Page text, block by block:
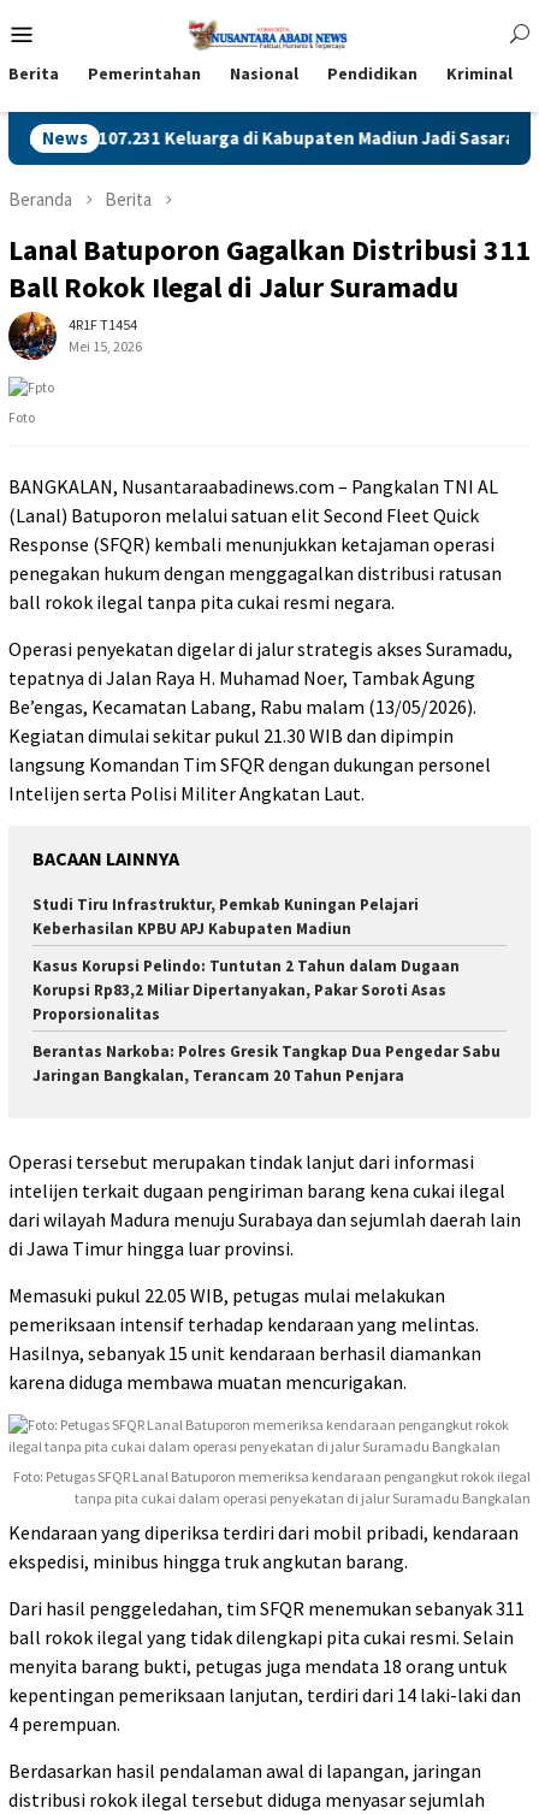
ke
Mobile
Berita Pemerintahan Nasional Pendidikan Kriminal
News
107.231 Keluarga di Kabupaten Madiun Jadi Sasaran
Beranda Berita
Lanal Batuporon Gagalkan Distribusi 311
Ball Rokok Ilegal di Jalur Suramadu
4R1F T1454
Mei 15, 2026
Foto
BANGKALAN, Nusantaraabadinews.com – Pangkalan TNI AL
(Lanal) Batuporon melalui satuan elit Second Fleet Quick
Response (SFQR) kembali menunjukkan ketajaman operasi
penegakan hukum dengan menggagalkan distribusi ratusan
ball rokok ilegal tanpa pita cukai resmi negara.
Operasi penyekatan digelar di jalur strategis akses Suramadu,
tepatnya di Jalan Raya H. Muhamad Noer, Tambak Agung
Be’engas, Kecamatan Labang, Rabu malam (13/05/2026).
Kegiatan dimulai sekitar pukul 21.30 WIB dan dipimpin
langsung Komandan Tim SFQR dengan dukungan personel
Intelijen serta Polisi Militer Angkatan Laut.
BACAAN LAINNYA
Studi Tiru Infrastruktur, Pemkab Kuningan Pelajari
Keberhasilan KPBU APJ Kabupaten Madiun
Kasus Korupsi Pelindo: Tuntutan 2 Tahun dalam Dugaan
Korupsi Rp83,2 Miliar Dipertanyakan, Pakar Soroti Asas
Proporsionalitas
Berantas Narkoba: Polres Gresik Tangkap Dua Pengedar Sabu
Jaringan Bangkalan, Terancam 20 Tahun Penjara
Operasi tersebut merupakan tindak lanjut dari informasi
intelijen terkait dugaan pengiriman barang kena cukai ilegal
dari wilayah Madura menuju Surabaya dan sejumlah daerah lain
di Jawa Timur hingga luar provinsi.
Memasuki pukul 22.05 WIB, petugas mulai melakukan
pemeriksaan intensif terhadap kendaraan yang melintas.
Hasilnya, sebanyak 15 unit kendaraan berhasil diamankan
karena diduga membawa muatan mencurigakan.
Foto: Petugas SFQR Lanal Batuporon memeriksa kendaraan pengangkut rokok ilegal
tanpa pita cukai dalam operasi penyekatan di jalur Suramadu Bangkalan
Kendaraan yang diperiksa terdiri dari mobil pribadi, kendaraan
ekspedisi, minibus hingga truk angkutan barang.
Dari hasil penggeledahan, tim SFQR menemukan sebanyak 311
ball rokok ilegal yang tidak dilengkapi pita cukai resmi. Selain
menyita barang bukti, petugas juga mendata 18 orang untuk
kepentingan pemeriksaan lanjutan, terdiri dari 14 laki-laki dan
4 perempuan.
Berdasarkan hasil pendalaman awal di lapangan, jaringan
distribusi rokok ilegal tersebut diduga menyasar sejumlah